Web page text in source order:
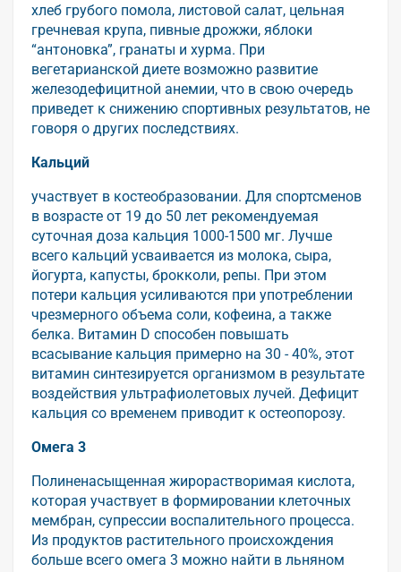
хлеб грубого помола, листовой салат, цельная
гречневая крупа, пивные дрожжи, яблоки
“антоновка”, гранаты и хурма. При
вегетарианской диете возможно развитие
железодефицитной анемии, что в свою очередь
приведет к снижению спортивных результатов, не
говоря о других последствиях.
Кальций
участвует в костеобразовании. Для спортсменов
в возрасте от 19 до 50 лет рекомендуемая
суточная доза кальция 1000-1500 мг. Лучше
всего кальций усваивается из молока, сыра,
йогурта, капусты, брокколи, репы. При этом
потери кальция усиливаются при употреблении
чрезмерного объема соли, кофеина, а также
белка. Витамин D способен повышать
всасывание кальция примерно на 30 - 40%, этот
витамин синтезируется организмом в результате
воздействия ультрафиолетовых лучей. Дефицит
кальция со временем приводит к остеопорозу.
Омега 3
Полиненасыщенная жирорастворимая кислота,
которая участвует в формировании клеточных
мембран, супрессии воспалительного процесса.
Из продуктов растительного происхождения
больше всего омега 3 можно найти в льняном